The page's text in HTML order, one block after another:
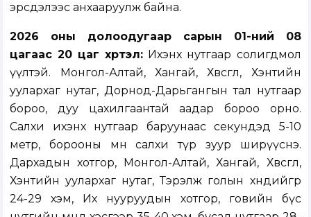
эрсдэлээс анхааруулж байна.
2026 оны долоодугаар сарын 01-ний 08
цагаас 20 цаг хүртэл: Ихэнх нутгаар солигдмол
үүлтэй. Монгол-Алтай, Хангай, Хөвсгөл, Хэнтийн
уулархаг нутаг, Дорнод-Дарьгангын тал нутгаар
бороо, дуу цахилгаантай аадар бороо орно.
Салхи ихэнх нутгаар баруунаас секундэд 5-10
метр, борооны өмнө салхи түр зуур ширүүснэ.
Дархадын хотгор, Монгол-Алтай, Хангай, Хөвсгөл,
Хэнтийн уулархаг нутаг, Тэрэлж голын хөндийгөөр
24-29 хэм, Их нууруудын хотгор, говийн бүс